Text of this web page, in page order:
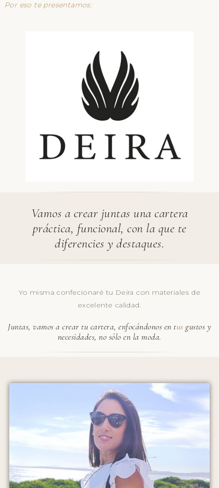
Por eso te presentamos:
Vamos a crear juntas una cartera
práctica, funcional, con la que te
diferencies y destaques.
Yo misma confecionaré tu Deira con materiales de
excelente calidad.
Juntas, vamos a crear tu cartera, enfocándonos en tus gustos y
necesidades, no sólo en la moda.